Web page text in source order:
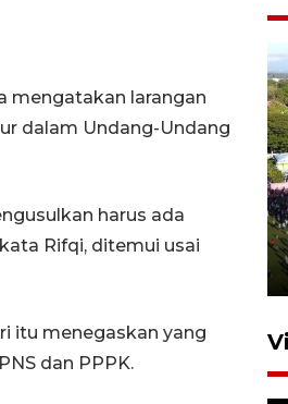
mengatakan larangan
dalam Undang-Undang
harus ada
Rifqi, ditemui usai
itu menegaskan yang
dan PPPK.
INDONESIA DI